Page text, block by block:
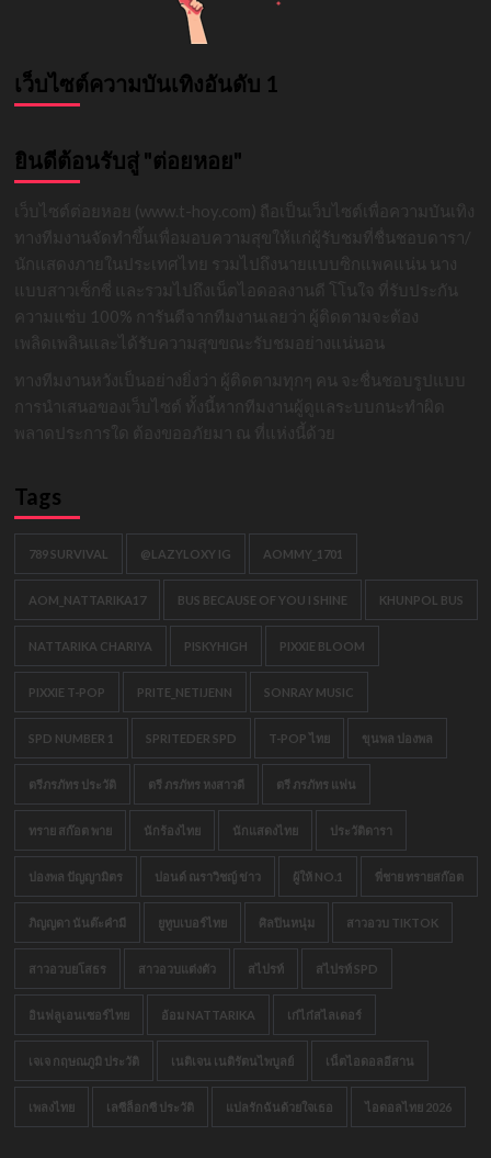
เว็บไซต์ความบันเทิงอันดับ 1
ยินดีต้อนรับสู่ "ต่อยหอย"
เว็บไซต์ต่อยหอย (www.t-hoy.com) ถือเป็นเว็บไซต์เพื่อความบันเทิง
ทางทีมงานจัดทำขึ้นเพื่อมอบความสุขให้แก่ผู้รับชมที่ชื่นชอบดารา/
นักแสดงภายในประเทศไทย รวมไปถึงนายแบบซิกแพคแน่น นาง
แบบสาวเซ็กซี่ และรวมไปถึงเน็ตไอดอลงานดี โโนใจ ที่รับประกัน
ความแซ่บ 100% การันตีจากทีมงานเลยว่า ผู้ติดตามจะต้อง
เพลิดเพลินและได้รับความสุขขณะรับชมอย่างแน่นอน
ทางทีมงานหวังเป็นอย่างยิ่งว่า ผู้ติดตามทุกๆ คน จะชื่นชอบรูปแบบ
การนำเสนอของเว็บไซต์ ทั้งนี้หากทีมงานผู้ดูแลระบบกนะทำผิด
พลาดประการใด ต้องขออภัยมา ณ ที่แห่งนี้ด้วย
Tags
789 SURVIVAL @LAZYLOXY IG AOMMY_1701
AOM_NATTARIKA17 BUS BECAUSE OF YOU I SHINE KHUNPOL BUS
NATTARIKA CHARIYA PISKYHIGH PIXXIE BLOOM
PIXXIE T-POP PRITE_NETIJENN SONRAY MUSIC
SPD NUMBER 1 SPRITEDER SPD T-POP ไทย ขุนพล ปองพล
ตรีภรภัทร ประวัติ ตรี ภรภัทร หงสาวดี ตรี ภรภัทร แฟน
ทราย สก๊อต พาย นักร้องไทย นักแสดงไทย ประวัติดารา
ปองพล ปัญญามิตร ปอนด์ ณราวิชญ์ ข่าว ผู้ให้ NO.1 พี่ชาย ทรายสก๊อต
ภิญญดา นันต๊ะคำมี ยูทูบเบอร์ไทย ศิลปินหนุ่ม สาวอวบ TIKTOK
สาวอวบยโสธร สาวอวบแต่งตัว สไปรท์ สไปรท์ SPD
อินฟลูเอนเซอร์ไทย อ้อม NATTARIKA เก๋ไก๋สไลเดอร์
เจเจ กฤษณภูมิ ประวัติ เนติเจน เนติรัตนไพบูลย์ เน็ตไอดอลอีสาน
เพลงไทย เลซีล็อกซี ประวัติ แปลรักฉันด้วยใจเธอ ไอดอลไทย 2026